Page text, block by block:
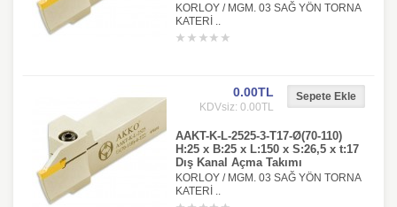
KORLOY / MGM. 03 SAĞ YÖN TORNA
KATERİ ..
0.00TL
KDVsiz: 0.00TL
AAKT-K-L-2525-3-T17-Ø(70-110)
H:25 x B:25 x L:150 x S:26,5 x t:17
Dış Kanal Açma Takımı
KORLOY / MGM. 03 SAĞ YÖN TORNA
KATERİ ..